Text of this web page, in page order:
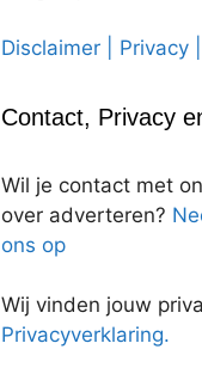
Disclaimer | Privacy
Contact, Privacy
Wil je contact met
over adverteren?
ons op
Wij vinden jouw
Privacyverklaring.